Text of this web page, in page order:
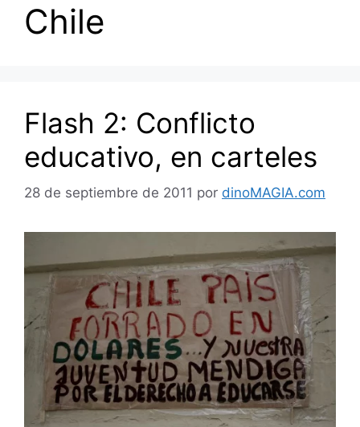
Chile
Flash 2: Conflicto
educativo, en carteles
28 de septiembre de 2011 por dinoMAGIA.com